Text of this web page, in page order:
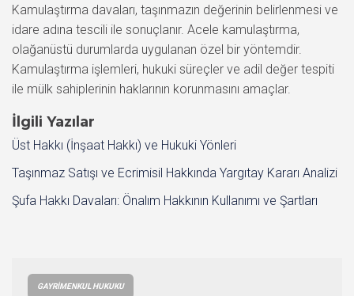
Kamulaştırma davaları, taşınmazın değerinin belirlenmesi ve
idare adına tescili ile sonuçlanır. Acele kamulaştırma,
olağanüstü durumlarda uygulanan özel bir yöntemdir.
Kamulaştırma işlemleri, hukuki süreçler ve adil değer tespiti
ile mülk sahiplerinin haklarının korunmasını amaçlar.
İlgili Yazılar
Üst Hakkı (İnşaat Hakkı) ve Hukuki Yönleri
Taşınmaz Satışı ve Ecrimisil Hakkında Yargıtay Kararı Analizi
Şufa Hakkı Davaları: Önalım Hakkının Kullanımı ve Şartları
GAYRIMENKUL HUKUKU